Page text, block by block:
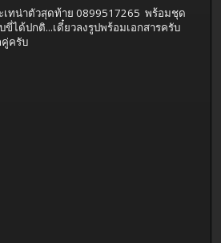
เทน่าตัวสุดท้าย 0899517265 พร้อมชุด
ได้ปกติ...เดี๋ยวลงรูปพร้อมเอกสารครับ
คู่ครับ